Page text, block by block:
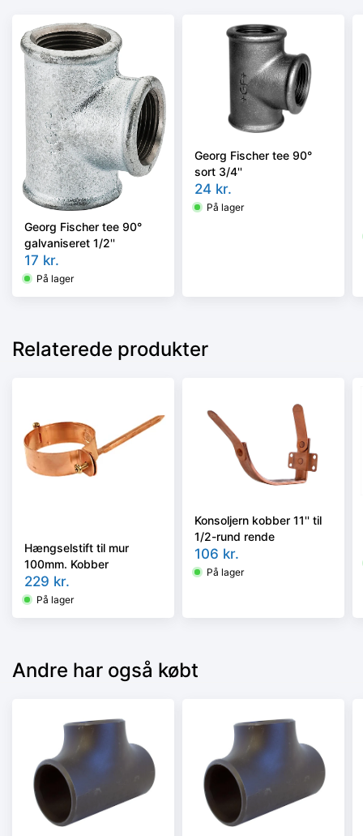
Georg Fischer tee 90°
galvaniseret 1/2''
17 kr.
På lager
Georg Fischer tee 90°
sort 3/4''
24 kr.
På lager
Relaterede produkter
Hængselstift til mur
100mm. Kobber
229 kr.
På lager
Konsoljern kobber 11'' til
1/2-rund rende
106 kr.
På lager
Andre har også købt